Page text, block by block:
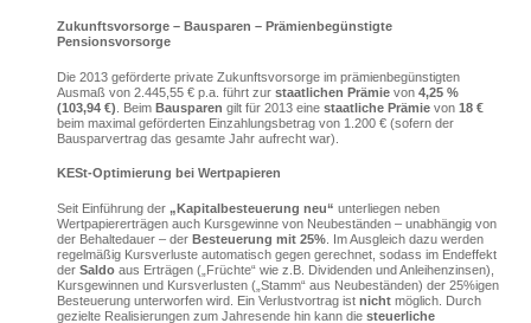
Zukunftsvorsorge – Bausparen – Prämienbegünstigte
Pensionsvorsorge
Die 2013 geförderte private Zukunftsvorsorge im prämienbegünstigten
Ausmaß von 2.445,55 € p.a. führt zur staatlichen Prämievon 4,25 %
(103,94 €) . Beim Bausparen gilt für 2013 eine staatliche Prämievon 18 €
beim maximal geförderten Einzahlungsbetrag von 1.200 € (sofern der
Bausparvertrag das gesamte Jahr aufrecht war).
KESt-Optimierung bei Wertpapieren
Seit Einführung der „Kapitalbesteuerung neu“ unterliegen neben
Wertpapiererträgen auch Kursgewinne von Neubeständen – unabhängig von
der Behaltedauer – der Besteuerung mit 25%. Im Ausgleich dazu werden
regelmäßig Kursverluste automatisch gegen gerechnet, sodass im Endeffekt
der Saldoaus Erträgen („Früchte“ wie z.B. Dividenden und Anleihenzinsen),
Kursgewinnen und Kursverlusten („Stamm“ aus Neubeständen) der 25%igen
Besteuerung unterworfen wird. Ein Verlustvortrag ist nichtmöglich. Durch
gezielte Realisierungen zum Jahresende hin kann die steuerliche